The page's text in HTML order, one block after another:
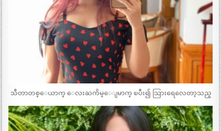
သီတာတစ္ေယာက္ ေလးႀကိမ္ေျမာက္ ၿပီး၍ သြားရေလေတာ့သည္